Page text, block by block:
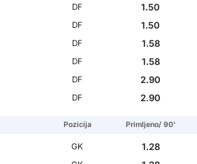
DF
1.50
DF
1.50
DF
1.58
DF
1.58
DF
2.90
DF 2.90
Pozicija Primljeno/ 90'
GK
1.28